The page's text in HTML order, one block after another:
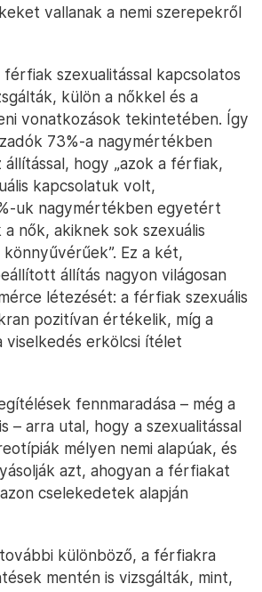
vallanak a nemi szerepekről
szexualitással kapcsolatos
külön a nőkkel és a
vonatkozások tekintetében. Így
73%-a nagymértékben
hogy „azok a férfiak,
kapcsolatuk volt,
uk nagymértékben egyetért
a nők, akiknek sok szexuális
Ez a két,
állítás nagyon világosan
létezését: a férfiak szexuális
pozitívan értékelik, míg a
viselkedés erkölcsi ítélet
fennmaradása – még a
– arra utal, hogy a szexualitással
mélyen nemi alapúak, és
azt, ahogyan a férfiakat
cselekedetek alapján
különböző, a férfiakra
mentén is vizsgálták, mint,